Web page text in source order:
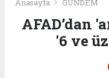
Anasayfa GÜNDEM
AFAD’dan
'6 ve